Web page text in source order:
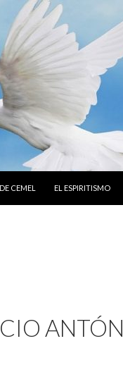
CEMEL EL ESPIRITISMO
ANTÓN